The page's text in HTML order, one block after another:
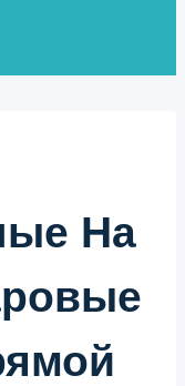
На